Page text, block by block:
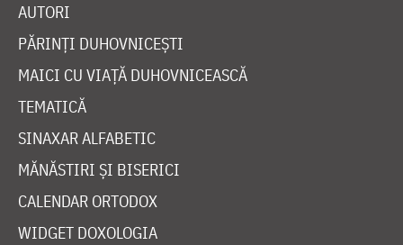
AUTORI
PĂRINȚI DUHOVNICEȘTI
MAICI CU VIAȚĂ DUHOVNICEASCĂ
TEMATICĂ
SINAXAR ALFABETIC
MĂNĂSTIRI ȘI BISERICI
CALENDAR ORTODOX
WIDGET DOXOLOGIA